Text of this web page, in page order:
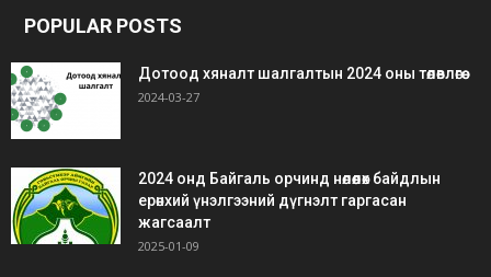
POPULAR POSTS
Дотоод хяналт шалгалтын 2024 оны төлөвлөгөө
2024-03-27
2024 онд Байгаль орчинд нөлөөлөх байдлын
ерөнхий үнэлгээний дүгнэлт гаргасан
жагсаалт
2025-01-09